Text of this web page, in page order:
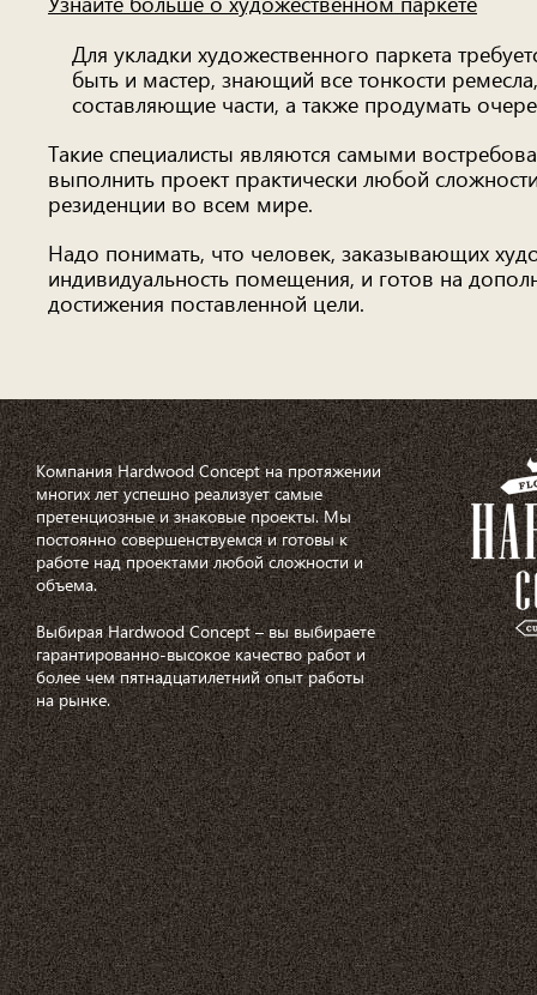
Для укладки художественного паркета
быть и мастер, знающий все тонкости
составляющие части, а также продумать
Такие специалисты являются самыми
выполнить проект практически любой
резиденции во всем мире.
Надо понимать, что человек, заказывающих
индивидуальность помещения, и готов на
достижения поставленной цели.
Компания Hardwood Concept на протяжении
многих лет успешно реализует самые
претенциозные и знаковые проекты. Мы
постоянно совершенствуемся и готовы к
работе над проектами любой сложности и
объема.
Выбирая Hardwood Concept – вы выбираете
гарантированно-высокое качество работ и
более чем пятнадцатилетний опыт работы
на рынке.